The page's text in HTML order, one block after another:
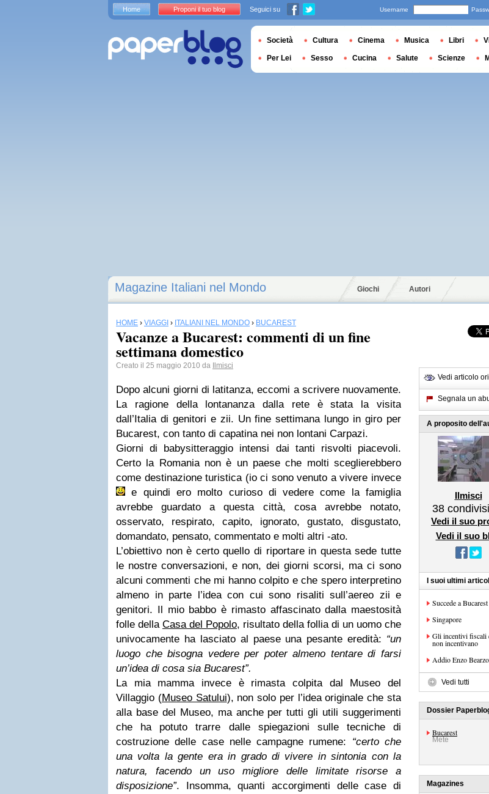
Magazine Italiani nel Mondo Giochi Autori
HOME › VIAGGI › ITALIANI NEL MONDO › BUCAREST
Vacanze a Bucarest: commenti di un fine
settimana domestico
Creato il 25 maggio 2010 da Ilmisci
Dopo alcuni giorni di latitanza, eccomi a scrivere nuovamente.
La ragione della lontananza dalla rete è stata la visita
dall’Italia di genitori e zii. Un fine settimana lungo in giro per
Bucarest, con tanto di capatina nei non lontani Carpazi.
Giorni di babysitteraggio intensi dai tanti risvolti piacevoli.
Certo la Romania non è un paese che molti sceglierebbero
come destinazione turistica (io ci sono venuto a vivere invece
e quindi ero molto curioso di vedere come la famiglia
avrebbe guardato a questa città, cosa avrebbe notato,
osservato, respirato, capito, ignorato, gustato, disgustato,
domandato, pensato, commentato e molti altri -ato.
L’obiettivo non è certo quello di riportare in questa sede tutte
le nostre conversazioni, e non, dei giorni scorsi, ma ci sono
alcuni commenti che mi hanno colpito e che spero interpretino
almeno in parte l’idea con cui sono risaliti sull’aereo zii e
genitori. Il mio babbo è rimasto affascinato dalla maestosità
folle della Casa del Popolo, risultato della follia di un uomo che
univocamente ha lasciato al paese una pesante eredità: “un
luogo che bisogna vedere per poter almeno tentare di farsi
un’idea di cosa sia Bucarest”.
La mia mamma invece è rimasta colpita dal Museo del
Villaggio (Museo Satului), non solo per l’idea originale che sta
alla base del Museo, ma anche per tutti gli utili suggerimenti
che ha potuto trarre dalle spiegazioni sulle tecniche di
costruzione delle case nelle campagne rumene: “certo che
una volta la gente era in grado di vivere in sintonia con la
natura, facendo un uso migliore delle limitate risorse a
disposizione”. Insomma, quanti accorgimenti delle case di
Vedi articolo
Segnala un
A proposito
Ilmisci
38
Vedi il suo
Vedi il suo
I suoi ultimi
Succede a Bucarest
Singapore
Gli incentivi fiscali
non incentivano
Addio Enzo
Vedi tutti
Dossier
Bucarest
Mete
Magazines
Home Proponi il tuo blog Seguici su Username
Società Cultura Cinema Musica Libri
Per Lei Sesso Cucina Salute Scienze